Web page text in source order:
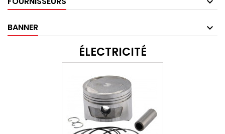
BANNER
ÉLECTRICITÉ